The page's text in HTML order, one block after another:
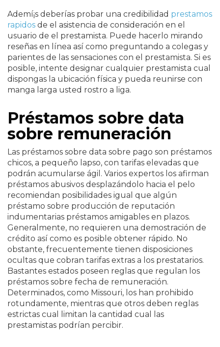
Ademí¡s deberías probar una credibilidad prestamos
rapidos de el asistencia de consideración en el
usuario de el prestamista. Puede hacerlo mirando
reseñas en línea así­ como preguntando a colegas y
parientes de las sensaciones con el prestamista. Si es
posible, intente designar cualquier prestamista cual
dispongas la ubicación física y pueda reunirse con
manga larga usted rostro a liga.
Préstamos sobre data
sobre remuneración
Las préstamos sobre data sobre pago son préstamos
chicos, a pequeño lapso, con tarifas elevadas que
podrán acumularse ágil. Varios expertos los afirman
préstamos abusivos desplazándolo hacia el pelo
recomiendan posibilidades igual que algún
préstamo sobre producción de reputación
indumentarias préstamos amigables en plazos.
Generalmente, no requieren una demostración de
crédito así­ como es posible obtener rápido. No
obstante, frecuentemente tienen disposiciones
ocultas que cobran tarifas extras a los prestatarios.
Bastantes estados poseen reglas que regulan los
préstamos sobre fecha de remuneración.
Determinados, como Missouri, los han prohibido
rotundamente, mientras que otros deben reglas
estrictas cual limitan la cantidad cual las
prestamistas podrían percibir.